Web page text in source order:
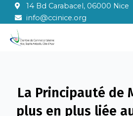
contenu
14 Bd Carabacel, 06000 Nice
info@ccinice.org
La Principauté de
plus en plus liée